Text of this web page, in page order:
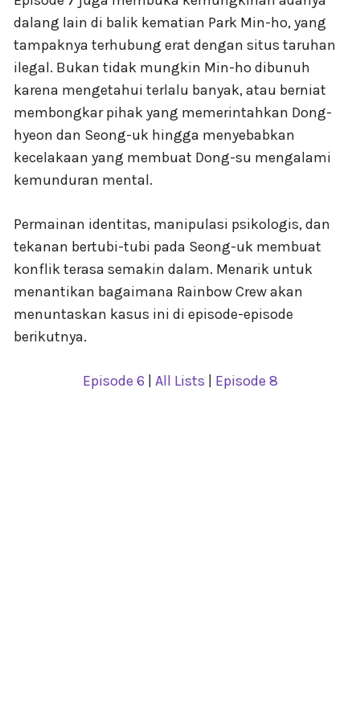
dalang lain di balik kematian Park Min-ho, yang
tampaknya terhubung erat dengan situs taruhan
ilegal. Bukan tidak mungkin Min-ho dibunuh
karena mengetahui terlalu banyak, atau berniat
membongkar pihak yang memerintahkan Dong-
hyeon dan Seong-uk hingga menyebabkan
kecelakaan yang membuat Dong-su mengalami
kemunduran mental.
Permainan identitas, manipulasi psikologis, dan
tekanan bertubi-tubi pada Seong-uk membuat
konflik terasa semakin dalam. Menarik untuk
menantikan bagaimana Rainbow Crew akan
menuntaskan kasus ini di episode-episode
berikutnya.
Episode 6 All Lists Episode 8